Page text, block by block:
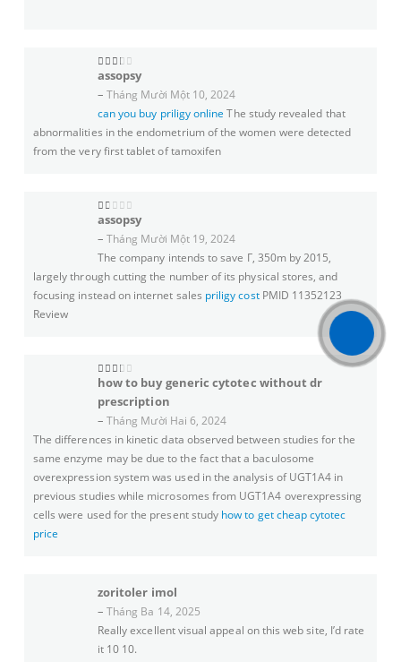
2trên 5
assopsy
– Tháng Mười Một 10, 2024
can you buy priligy online The study revealed that
abnormalities in the endometrium of the women were detected
from the very first tablet of tamoxifen
1trên 5
assopsy
– Tháng Mười Một 19, 2024
The company intends to save Г‚ 350m by 2015,
largely through cutting the number of its physical stores, and
focusing instead on internet sales priligy costPMID 11352123
Review
2trên 5
how to buy generic cytotec without dr
prescription
– Tháng Mười Hai 6, 2024
The differences in kinetic data observed between studies for the
same enzyme may be due to the fact that a baculosome
overexpression system was used in the analysis of UGT1A4 in
previous studies while microsomes from UGT1A4 overexpressing
cells were used for the present study how to get cheap cytotec
price
zoritoler imol
– Tháng Ba 14, 2025
Really excellent visual appeal on this web site, I’d rate
it 10 10.